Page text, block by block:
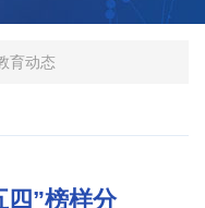
育动态
四”榜样分